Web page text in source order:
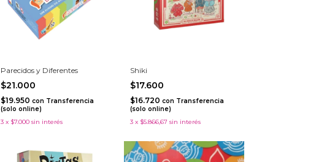
Parecidos y Diferentes
$21.000
$19.950 con Transferencia
(solo online)
3 x $7.000 sin interés
Shiki
$17.600
$16.720 con Transferencia
(solo online)
3 x $5.866,67 sin interés